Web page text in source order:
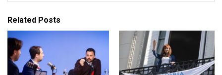
Related Posts